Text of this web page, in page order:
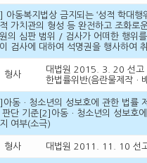
아동복지법상 금지되는 ‘성적 학대
가치관의 형성 등 완전하고 조화로
의 심판 범위 / 검사가 어떠한 행위
검사에 대하여 석명권을 행사하여
형사
대법원 2015. 3. 20 선고
한법률위반(음란물제작ㆍ
아동ㆍ청소년의 성보호에 관한 법률
판단 기준[2]아동ㆍ청소년의 성보호
여부(소극)
형사 대법원 2011. 11. 10 선